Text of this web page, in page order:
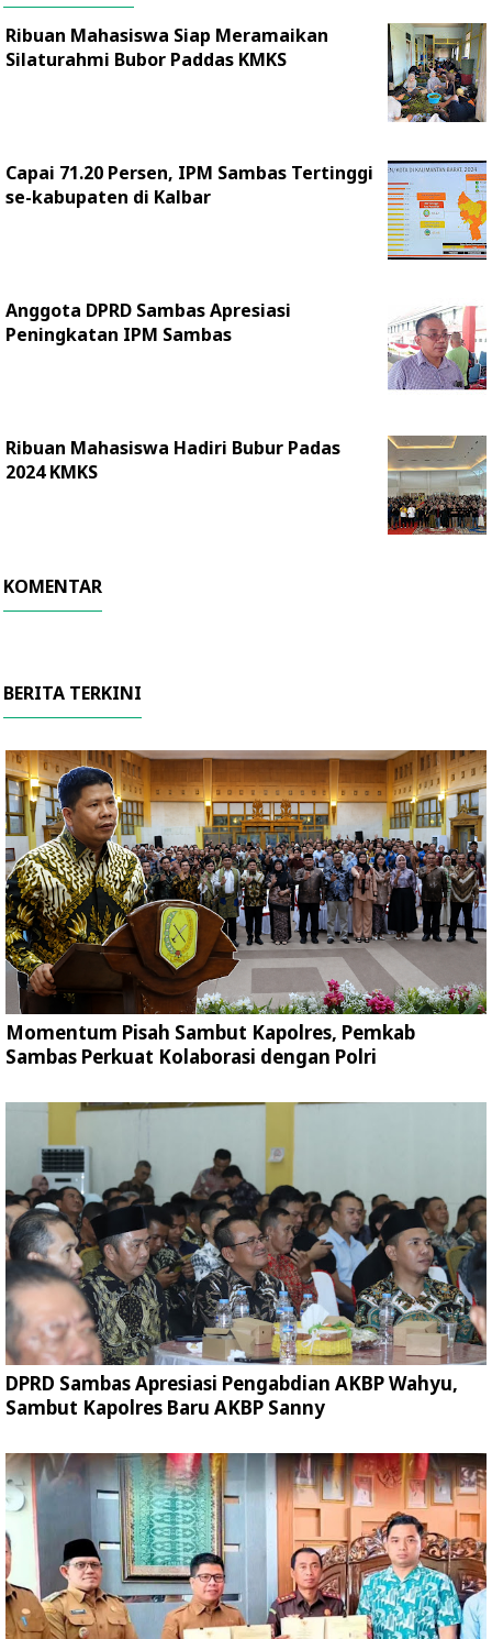
Ribuan Mahasiswa Siap Meramaikan
Silaturahmi Bubor Paddas KMKS
Capai 71.20 Persen, IPM Sambas Tertinggi
se-kabupaten di Kalbar
Anggota DPRD Sambas Apresiasi
Peningkatan IPM Sambas
Ribuan Mahasiswa Hadiri Bubur Padas
2024 KMKS
KOMENTAR
BERITA TERKINI
Momentum Pisah Sambut Kapolres, Pemkab
Sambas Perkuat Kolaborasi dengan Polri
DPRD Sambas Apresiasi Pengabdian AKBP Wahyu,
Sambut Kapolres Baru AKBP Sanny